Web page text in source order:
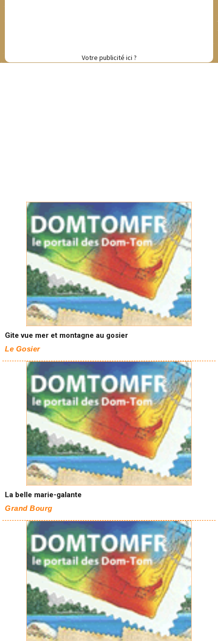
Votre publicité ici ?
Gite vue mer et montagne au gosier
Le Gosier
La belle marie-galante
Grand Bourg